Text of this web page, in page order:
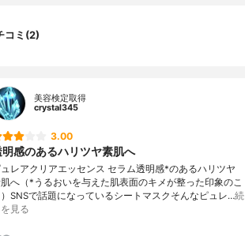
コミ(2)
美容検定取得
crystal345
3.00
明感のあるハリツヤ素肌へ
ュレアクリアエッセンス セラム透明感*のあるハリツヤ
へ（*うるおいを与えた肌表面のキメが整った印象のこ
）SNSで話題になっているシートマスクそんなピュレ…続
を見る